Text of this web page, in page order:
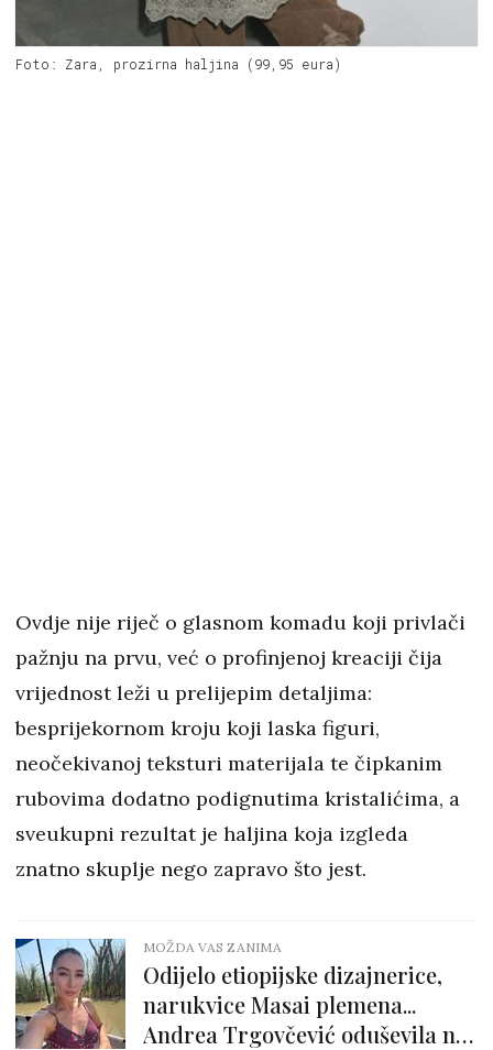
Foto: Zara, prozirna haljina (99,95 eura)
Ovdje nije riječ o glasnom komadu koji privlači
pažnju na prvu, već o profinjenoj kreaciji čija
vrijednost leži u prelijepim detaljima:
besprijekornom kroju koji laska figuri,
neočekivanoj teksturi materijala te čipkanim
rubovima dodatno podignutima kristalićima, a
sveukupni rezultat je haljina koja izgleda
znatno skuplje nego zapravo što jest.
MOŽDA VAS ZANIMA
Odijelo etiopijske dizajnerice,
narukvice Masai plemena...
Andrea Trgovčević oduševila nas